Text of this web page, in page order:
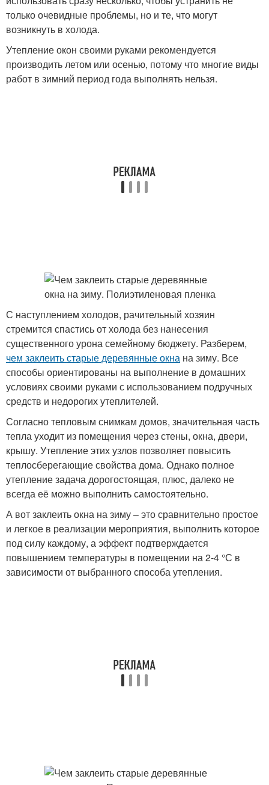
только очевидные проблемы, но и те, что могут
возникнуть в холода.
Утепление окон своими руками рекомендуется
производить летом или осенью, потому что многие виды
работ в зимний период года выполнять нельзя.
С наступлением холодов, рачительный хозяин
стремится спастись от холода без нанесения
существенного урона семейному бюджету. Разберем,
чем заклеить старые деревянные окна на зиму. Все
способы ориентированы на выполнение в домашних
условиях своими руками с использованием подручных
средств и недорогих утеплителей.
Согласно тепловым снимкам домов, значительная часть
тепла уходит из помещения через стены, окна, двери,
крышу. Утепление этих узлов позволяет повысить
теплосберегающие свойства дома. Однако полное
утепление задача дорогостоящая, плюс, далеко не
всегда её можно выполнить самостоятельно.
А вот заклеить окна на зиму – это сравнительно простое
и легкое в реализации мероприятия, выполнить которое
под силу каждому, а эффект подтверждается
повышением температуры в помещении на 2-4 °С в
зависимости от выбранного способа утепления.